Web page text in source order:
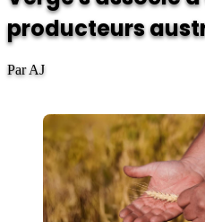
producteurs
Par AJ